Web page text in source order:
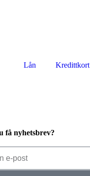
Lån Kredittkort
få nyhetsbrev?